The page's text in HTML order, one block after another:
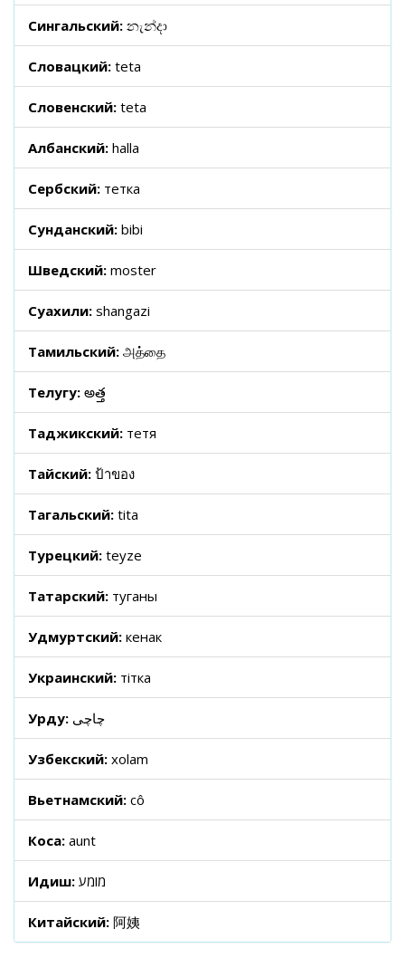
Сингальский: නැන්දා
Словацкий: teta
Словенский: teta
Албанский: halla
Сербский: тетка
Сунданский: bibi
Шведский: moster
Суахили: shangazi
Тамильский: அத்தை
Телугу: అత్త
Таджикский: тетя
Тайский: ป้าของ
Тагальский: tita
Турецкий: teyze
Татарский: туганы
Удмуртский: кенак
Украинский: тітка
Урду: چاچی
Узбекский: xolam
Вьетнамский: cô
Коса: aunt
Идиш: מומע
Китайский: 阿姨